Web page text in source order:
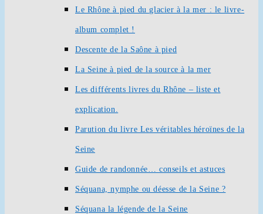
Le Rhône à pied du glacier à la mer : le livre-
album complet !
Descente de la Saône à pied
La Seine à pied de la source à la mer
Les différents livres du Rhône – liste et
explication.
Parution du livre Les véritables héroïnes de la
Seine
Guide de randonnée… conseils et astuces
Séquana, nymphe ou déesse de la Seine ?
Séquana la légende de la Seine